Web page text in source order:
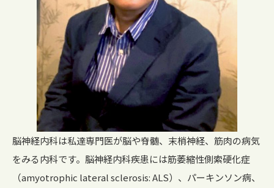
脳神経内科は私達専門医が脳や脊髄、末梢神経、筋肉の病気
をみる内科です。脳神経内科疾患には筋萎縮性側索硬化症
（amyotrophic lateral sclerosis: ALS）、パーキンソン病、